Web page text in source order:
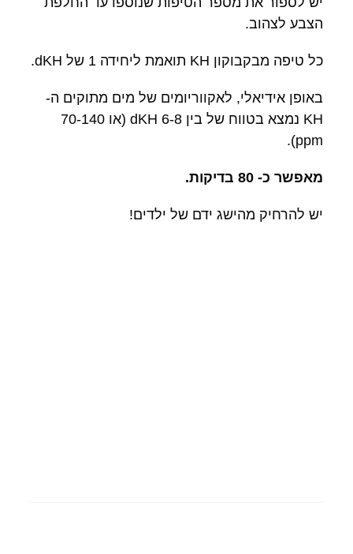
הצבע לצהוב.
כל טיפה מבקבוקון KH תואמת ליחידה 1 של dKH.
באופן אידיאלי, לאקווריומים של מים מתוקים ה-
KH נמצא בטווח של בין 6-8 dKH (או 70-140
ppm).
מאפשר כ- 80 בדיקות.
יש להרחיק מהישג ידם של ילדים!